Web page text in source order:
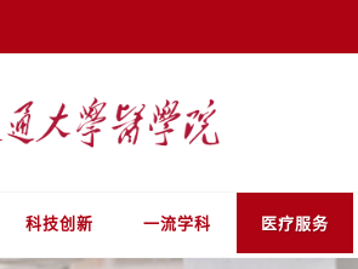
科技创新 一流学科 医疗服务